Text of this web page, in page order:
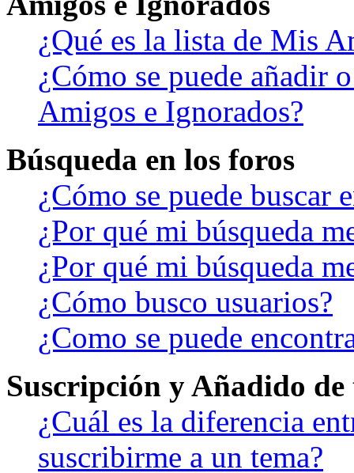
¿Qué es la lista de Mis
¿Cómo se puede añadir
Amigos e Ignorados?
Búsqueda en los foros
¿Cómo se puede buscar
¿Por qué mi búsqueda
¿Por qué mi búsqueda
¿Cómo busco usuarios?
¿Como se puede
Suscripción y Añadido
¿Cuál es la diferencia
suscribirme a un tema?